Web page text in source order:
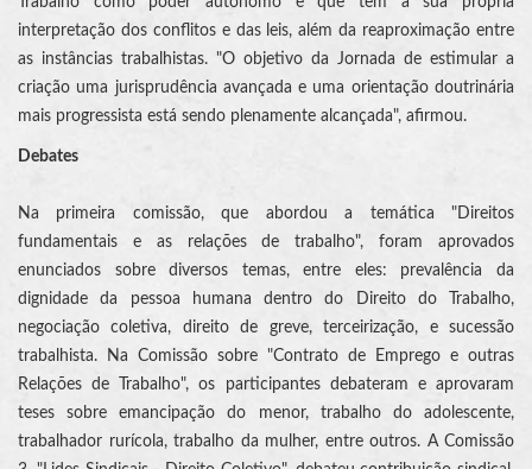
interpretação dos conflitos e das leis, além da reaproximação entre
as instâncias trabalhistas. "O objetivo da Jornada de estimular a
criação uma jurisprudência avançada e uma orientação doutrinária
mais progressista está sendo plenamente alcançada", afirmou.
Debates
Na primeira comissão, que abordou a temática "Direitos
fundamentais e as relações de trabalho", foram aprovados
enunciados sobre diversos temas, entre eles: prevalência da
dignidade da pessoa humana dentro do Direito do Trabalho,
negociação coletiva, direito de greve, terceirização, e sucessão
trabalhista. Na Comissão sobre "Contrato de Emprego e outras
Relações de Trabalho", os participantes debateram e aprovaram
teses sobre emancipação do menor, trabalho do adolescente,
trabalhador rurícola, trabalho da mulher, entre outros. A Comissão